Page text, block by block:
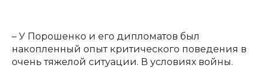
– У Порошенко и его дипломатов был
накопленный опыт критического поведения в
очень тяжелой ситуации. В условиях войны.